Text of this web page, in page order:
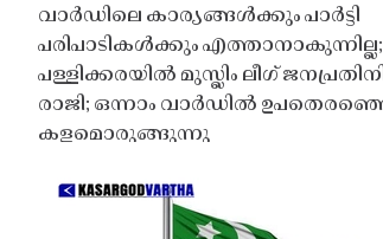
വാർഡിലെ കാര്യങ്ങൾക്കും പാർട്ടി
പരിപാടികൾക്കും എത്താനാകുന്നില്ല;
പള്ളിക്കരയിൽ മുസ്ലിം ലീഗ്
രാജി; ഒന്നാം വാർഡിൽ
കളമൊരുങ്ങുന്നു